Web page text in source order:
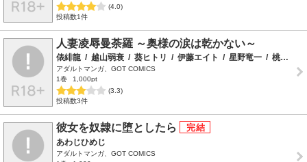
(4.0)
投稿数1件
人妻凌辱曼荼羅 ～奥様の涙は乾かない～
俵緋龍 / 越山弱衰 / 葵ヒトリ / 伊藤エイト / 星野竜一 / 桃蜜きなこ
アダルトマンガ、GOT COMICS
1巻
1,000pt
(3.3)
投稿数3件
彼女を奴隷に堕としたら
あわじひめじ
アダルトマンガ、GOT COMICS